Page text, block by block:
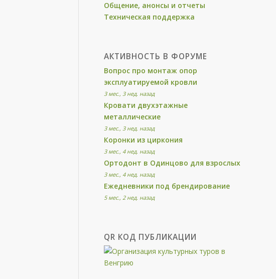
Общение, анонсы и отчеты
Техническая поддержка
АКТИВНОСТЬ В ФОРУМЕ
Вопрос про монтаж опор
эксплуатируемой кровли
3 мес., 3 нед. назад
Кровати двухэтажные
металлические
3 мес., 3 нед. назад
Коронки из циркония
3 мес., 4 нед. назад
Ортодонт в Одинцово для взрослых
3 мес., 4 нед. назад
Ежедневники под брендирование
5 мес., 2 нед. назад
QR КОД ПУБЛИКАЦИИ